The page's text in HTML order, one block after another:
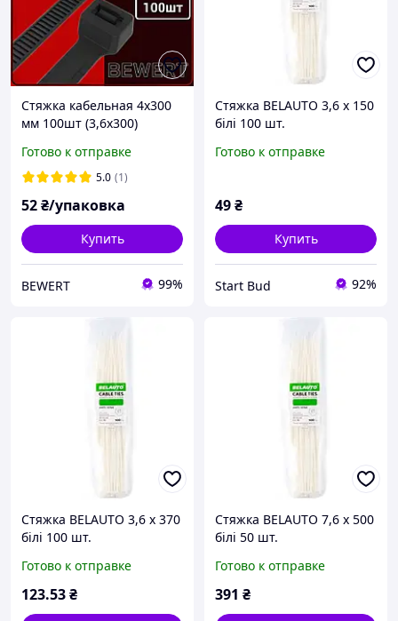
Стяжка кабельная 4х300
мм 100шт (3,6х300)
Готово к отправке
5.0 (1)
52₴/упаковка
Купить
BEWERT 99%
Стяжка BELAUTO 3,6 х 150
білі 100 шт.
Готово к отправке
49₴
Купить
Start Bud 92%
Стяжка BELAUTO 3,6 х 370
білі 100 шт.
Готово к отправке
123.53₴
Стяжка BELAUTO 7,6 х 500
білі 50 шт.
Готово к отправке
391 ₴